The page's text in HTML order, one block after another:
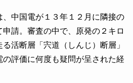
中国電が１３年１２月に隣接の
請。審査の中で、原発の２キロ
活断層「宍道（しんじ）断層」
評価に何度も疑問が呈された経